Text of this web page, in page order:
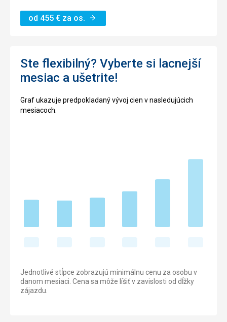
od 455 € za os.
Ste flexibilný? Vyberte si lacnejší
mesiac a ušetrite!
Graf ukazuje predpokladaný vývoj cien v nasledujúcich
mesiacoch.
Jednotlivé stĺpce zobrazujú minimálnu cenu za osobu v
danom mesiaci. Cena sa môže líšiť v zavislosti od dĺžky
zájazdu.